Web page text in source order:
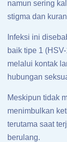
namun sering
stigma dan
Infeksi ini
baik tipe 1
melalui kontak
hubungan
Meskipun tidak
menimbulkan
terutama saat
berulang.